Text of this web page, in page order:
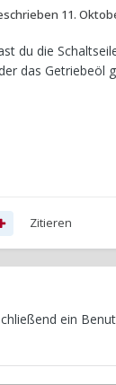
11.
du die
das Getriebeöl
Zitieren
ein